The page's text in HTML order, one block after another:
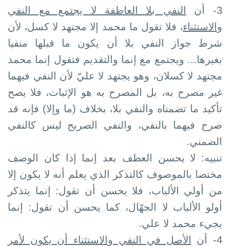
3- أن
النفي بلا العاطفة لا يجتمع مع النفي
والاستثناء، فلا تقول ما محمد إلا مجتهد لا كسل، لأن
شرط جواز النفي بلا أن يكون ما قبلها منفيا
بغيرها... ويجتمع مع إنما والتقديم فتقول إنما محمد
مجتهد لا كسلان، وهو يجتهد لا عليّ لأن النفي فيهما
غير مصرح به، بل المصرح به هو الإثبات، فلا يصح
تأكيد ما تضمناه والنفي بلا، بخلاف (ما وإلا) فإنه قد
صرح فيهما بالنفي، والنفي الصريح ليس كالنفي
الضمني.
تنبيه: لا يحسن العطف بعد إنما إذا كان الوصف
مختصا بالموصوف كالتذكر الذي يعلم أنه لا يكون إلا
من أولي الألباب، فلا يحسن أن تقول: إنما يتذكر
أولو الألباب لا الجهّال، كما يحسن أن تقول: إنما
يجيء محمد لا علي.
4- أن
الأصل في النفي والاستثناء أن يكون لأمر